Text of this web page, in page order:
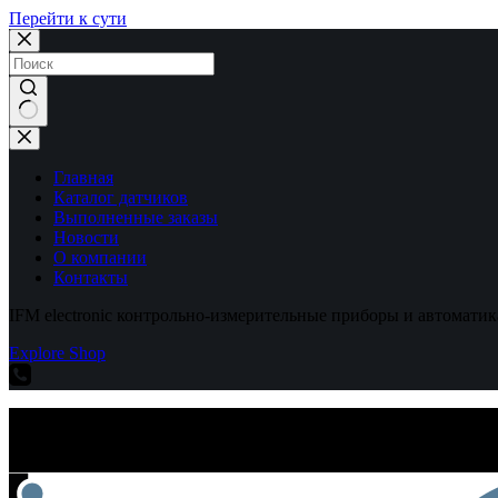
Перейти к сути
Ничего
не
найденоГлавная
Каталог датчиков
Выполненные заказы
Новости
О компании
Контакты
IFM electronic контрольно-измерительные приборы и
Explore Shop